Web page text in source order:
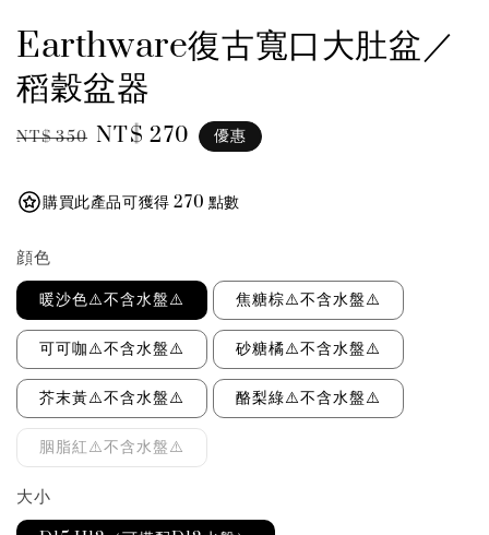
Earthware復古寬口大肚盆／
稻穀盆器
Regular
NT$ 350 Sale
NT$ 270 優惠
購買此產品可獲得 270 點數
顔色
暖沙色⚠️不含水盤⚠️ 焦糖棕⚠️不含水盤⚠️
可可咖⚠️不含水盤⚠️ 砂糖橘⚠️不含水盤⚠️
芥末黃⚠️不含水盤⚠️ 酪梨綠⚠️不含水盤⚠️
胭脂紅⚠️不含水盤⚠️
大小